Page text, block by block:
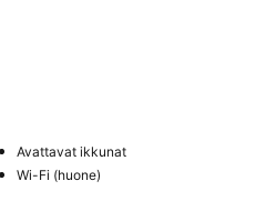
Avattavat ikkunat
Wi-Fi (huone)